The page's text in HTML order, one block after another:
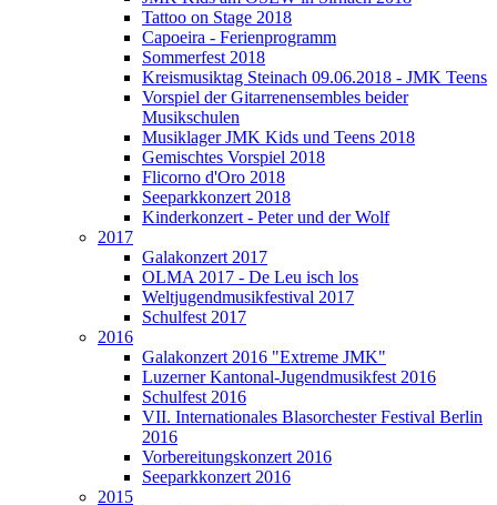
Tattoo on Stage 2018
Capoeira - Ferienprogramm
Sommerfest 2018
Kreismusiktag Steinach 09.06.2018 - JMK Teens
Vorspiel der Gitarrenensembles beider
Musikschulen
Musiklager JMK Kids und Teens 2018
Gemischtes Vorspiel 2018
Flicorno d'Oro 2018
Seeparkkonzert 2018
Kinderkonzert - Peter und der Wolf
2017
Galakonzert 2017
OLMA 2017 - De Leu isch los
Weltjugendmusikfestival 2017
Schulfest 2017
2016
Galakonzert 2016 "Extreme JMK"
Luzerner Kantonal-Jugendmusikfest 2016
Schulfest 2016
VII. Internationales Blasorchester Festival Berlin
2016
Vorbereitungskonzert 2016
Seeparkkonzert 2016
2015